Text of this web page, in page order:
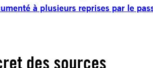
à plusieurs reprises par le
des sources